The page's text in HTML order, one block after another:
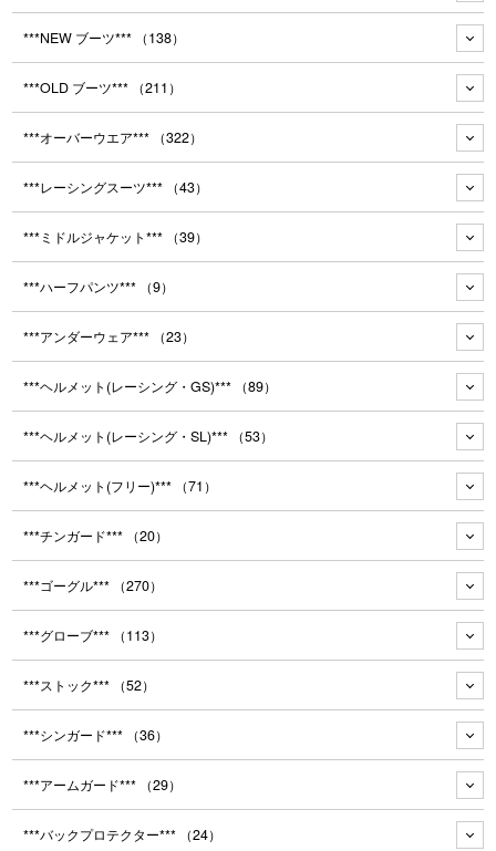
***NEW ブーツ*** （138）
***OLD ブーツ*** （211）
***オーバーウエア*** （322）
***レーシングスーツ*** （43）
***ミドルジャケット*** （39）
***ハーフパンツ*** （9）
***アンダーウェア*** （23）
***ヘルメット(レーシング・GS)*** （89）
***ヘルメット(レーシング・SL)*** （53）
***ヘルメット(フリー)*** （71）
***チンガード*** （20）
***ゴーグル*** （270）
***グローブ*** （113）
***ストック*** （52）
***シンガード*** （36）
***アームガード*** （29）
***バックプロテクター*** （24）